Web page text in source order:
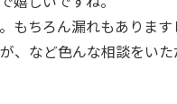
もちろん漏れもあり
、など色んな相談をいた